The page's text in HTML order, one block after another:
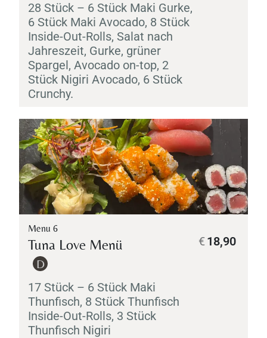
28 Stück – 6 Stück Maki Gurke,
6 Stück Maki Avocado, 8 Stück
Inside-Out-Rolls, Salat nach
Jahreszeit, Gurke, grüner
Spargel, Avocado on-top, 2
Stück Nigiri Avocado, 6 Stück
Crunchy.
Menu 6
Tuna Love Menü
D
17 Stück – 6 Stück Maki
Thunfisch, 8 Stück Thunfisch
Inside-Out-Rolls, 3 Stück
Thunfisch Nigiri
18,90
€